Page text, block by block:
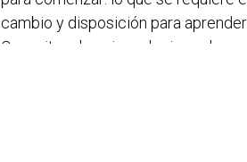
cambio y disposición para aprender.
Capacitar al equipo, elegir una